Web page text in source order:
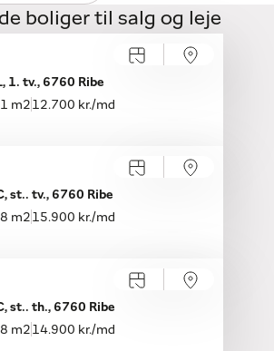
boliger til salg og leje
1. tv., 6760 Ribe
m2 12.700 kr./md
st.. tv., 6760 Ribe
m2 15.900 kr./md
st.. th., 6760 Ribe
m2 14.900 kr./md